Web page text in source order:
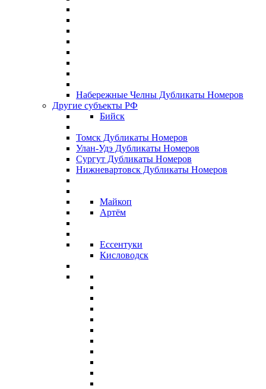
Набережные Челны Дубликаты Номеров
Другие субъекты РФ
Бийск
Томск Дубликаты Номеров
Улан-Удэ Дубликаты Номеров
Сургут Дубликаты Номеров
Нижневартовск Дубликаты Номеров
Майкоп
Артём
Ессентуки
Кисловодск